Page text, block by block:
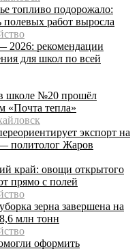
топливо подорожало:
полевых работ выросла
2026: рекомендации
для школ по всей
школе №20 прошёл
«Почта тепла»
экспорт на
политолог Жаров
край: овощи открытого
прямо с полей
зерна завершена на
млн тонн
оформить